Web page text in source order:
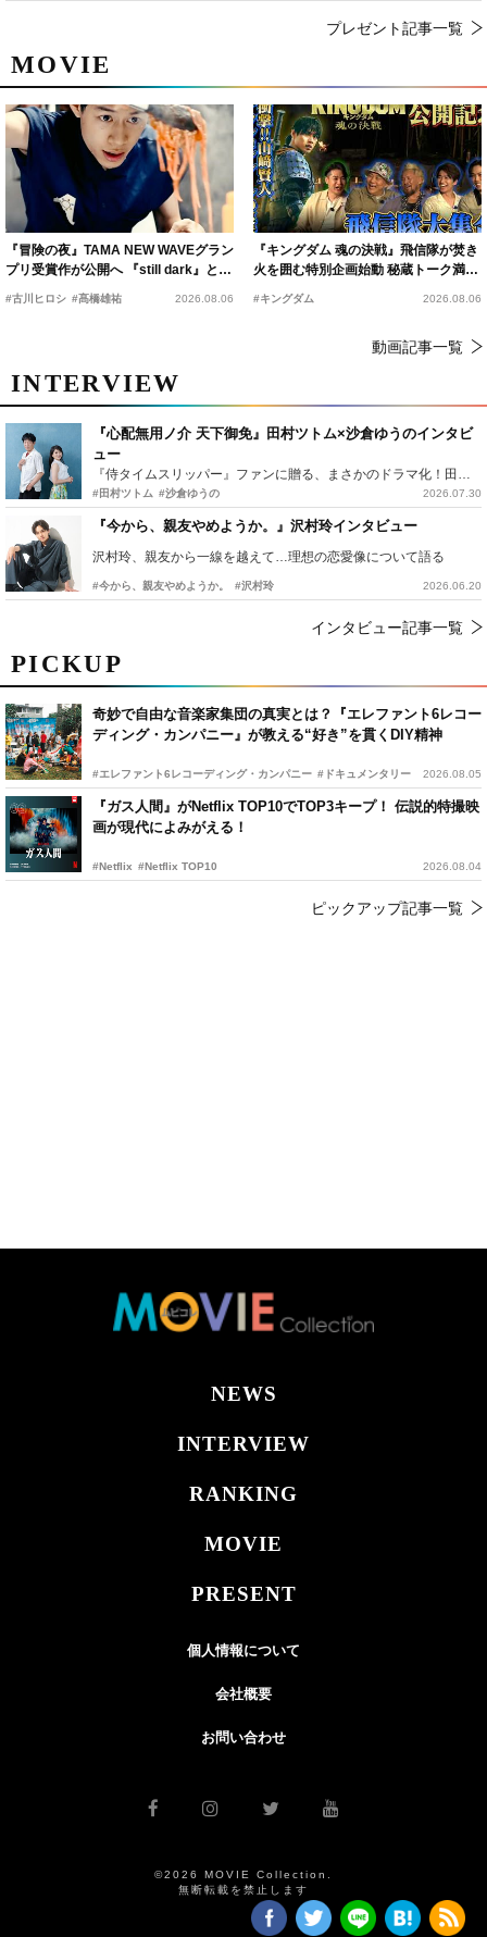
PICKUP
奇妙で自由な音楽家集団の真実とは？『エレファント6レコー
ディング・カンパニー』が教える“好き”を貫くDIY精神
#エレファント6レコーディング・カンパニー #ドキュメンタリー 2026.08.05
『ガス人間』がNetflix TOP10でTOP3キープ！ 伝説的特撮映
画が現代によみがえる！
#Netflix #Netflix TOP10 2026.08.04
ピックアップ記事一覧
MOVIE
『冒険の夜』TAMA NEW WAVEグラン
プリ受賞作が公開へ 『still dark』と同
時上映決定
#古川ヒロシ #髙橋雄祐 2026.08.06
『キングダム 魂の決戦』飛信隊が焚き
火を囲む特別企画始動 秘蔵トーク満載
の“キングダムキャンプ”開催
#キングダム 2026.08.06
動画記事一覧
INTERVIEW
『心配無用ノ介 天下御免』田村ツトム×沙倉ゆうのインタビ
ュー
『侍タイムスリッパー』ファンに贈る、まさかのドラマ化！田村ツトム×沙倉ゆうのが語る『心配無用ノ介』撮影秘話
#田村ツトム #沙倉ゆうの 2026.07.30
『今から、親友やめようか。』沢村玲インタビュー
沢村玲、親友から一線を越えて…理想の恋愛像について語る
#今から、親友やめようか。 #沢村玲 2026.06.20
インタビュー記事一覧
プレゼント記事一覧
NEWS
INTERVIEW
RANKING
MOVIE
PRESENT
個人情報について
会社概要
お問い合わせ
©2026 MOVIE Collection.
無断転載を禁止します